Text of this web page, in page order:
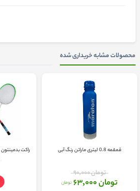
محصولات مشابه خریداری شده
قمقمه 0.8 لیتری ماراتن رنگ آبی
تومان 90,000
تومان 63,000 تومان